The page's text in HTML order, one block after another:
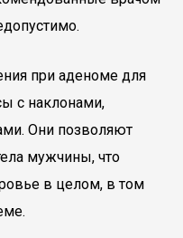
при аденоме для
с наклонами,
Они позволяют
мужчины, что
в целом, в том